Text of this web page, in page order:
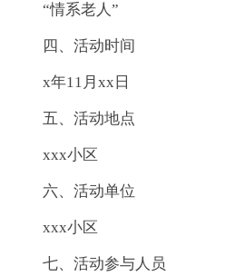
“情系老人”
四、活动时间
x年11月xx日
五、活动地点
xxx小区
六、活动单位
xxx小区
七、活动参与人员